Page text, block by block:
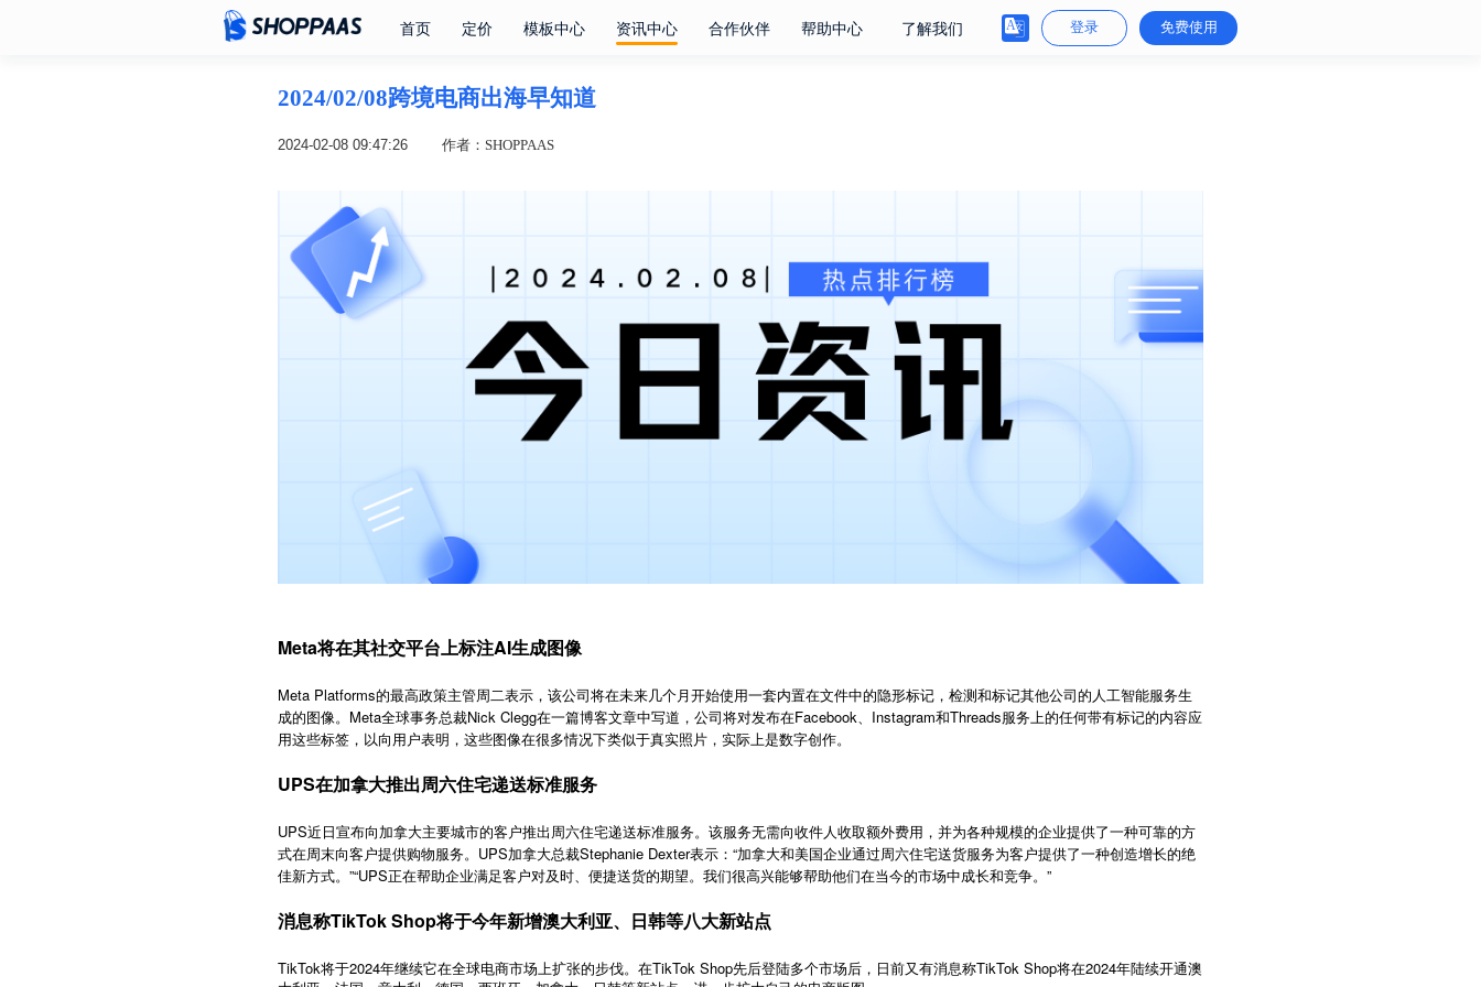
首页 定价 模板中心 资讯中心 合作伙伴 帮助中心 了解我们 登录 免费使用
2024/02/08跨境电商出海早知道
2024-02-08 09:47:26 作者：SHOPPAAS
Meta将在其社交平台上标注AI生成图像
Meta Platforms的最高政策主管周二表示，该公司将在未来几个月开始使用一套内置在文件中的隐形标记，检测和标记其他公司的人工智能服务生
成的图像。Meta全球事务总裁Nick Clegg在一篇博客文章中写道，公司将对发布在Facebook、Instagram和Threads服务上的任何带有标记的内容应
用这些标签，以向用户表明，这些图像在很多情况下类似于真实照片，实际上是数字创作。
UPS在加拿大推出周六住宅递送标准服务
UPS近日宣布向加拿大主要城市的客户推出周六住宅递送标准服务。该服务无需向收件人收取额外费用，并为各种规模的企业提供了一种可靠的方
式在周末向客户提供购物服务。UPS加拿大总裁Stephanie Dexter表示：“加拿大和美国企业通过周六住宅送货服务为客户提供了一种创造增长的绝
佳新方式。”“UPS正在帮助企业满足客户对及时、便捷送货的期望。我们很高兴能够帮助他们在当今的市场中成长和竞争。”
消息称TikTok Shop将于今年新增澳大利亚、日韩等八大新站点
TikTok将于2024年继续它在全球电商市场上扩张的步伐。在TikTok Shop先后登陆多个市场后，日前又有消息称TikTok Shop将在2024年陆续开通澳